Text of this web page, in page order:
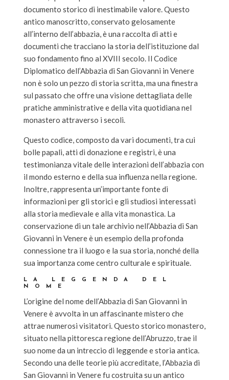
documento storico di inestimabile valore. Questo
antico manoscritto, conservato gelosamente
all’interno dell’abbazia, è una raccolta di atti e
documenti che tracciano la storia dell’istituzione dal
suo fondamento fino al XVIII secolo. Il Codice
Diplomatico dell’Abbazia di San Giovanni in Venere
non è solo un pezzo di storia scritta, ma una finestra
sul passato che offre una visione dettagliata delle
pratiche amministrative e della vita quotidiana nel
monastero attraverso i secoli.
Questo codice, composto da vari documenti, tra cui
bolle papali, atti di donazione e registri, è una
testimonianza vitale delle interazioni dell’abbazia con
il mondo esterno e della sua influenza nella regione.
Inoltre, rappresenta un’importante fonte di
informazioni per gli storici e gli studiosi interessati
alla storia medievale e alla vita monastica. La
conservazione di un tale archivio nell’Abbazia di San
Giovanni in Venere è un esempio della profonda
connessione tra il luogo e la sua storia, nonché della
sua importanza come centro culturale e spirituale.
LA LEGGENDA DEL
NOME
L’origine del nome dell’Abbazia di San Giovanni in
Venere è avvolta in un affascinante mistero che
attrae numerosi visitatori. Questo storico monastero,
situato nella pittoresca regione dell’Abruzzo, trae il
suo nome da un intreccio di leggende e storia antica.
Secondo una delle teorie più accreditate, l’Abbazia di
San Giovanni in Venere fu costruita su un antico